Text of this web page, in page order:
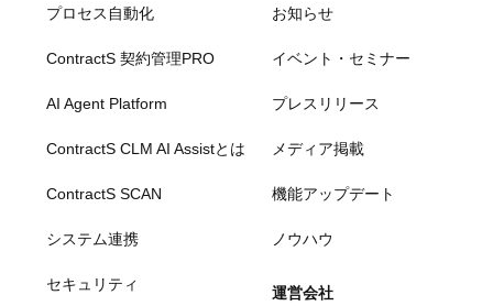
プロセス自動化
ContractS 契約管理PRO
AI Agent Platform
ContractS CLM AI Assistとは
ContractS SCAN
システム連携
セキュリティ
お知らせ
イベント・セミナー
プレスリリース
メディア掲載
機能アップデート
ノウハウ
運営会社